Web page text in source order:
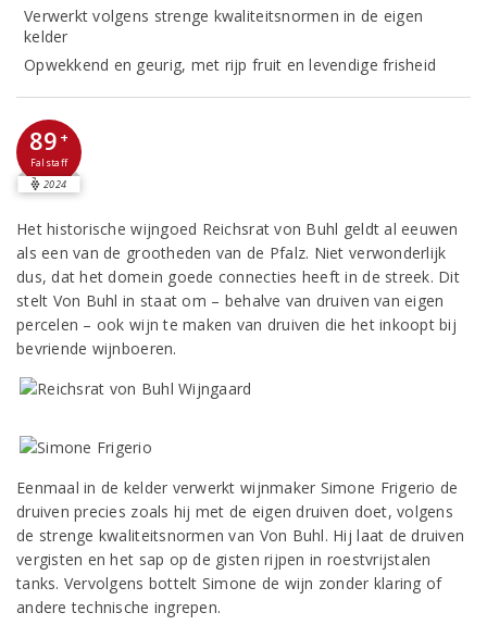
Verwerkt volgens strenge kwaliteitsnormen in de eigen
kelder
Opwekkend en geurig, met rijp fruit en levendige frisheid
89 +
Falstaff
2024
Het historische wijngoed Reichsrat von Buhl geldt al eeuwen
als een van de grootheden van de Pfalz. Niet verwonderlijk
dus, dat het domein goede connecties heeft in de streek. Dit
stelt Von Buhl in staat om – behalve van druiven van eigen
percelen – ook wijn te maken van druiven die het inkoopt bij
bevriende wijnboeren.
Eenmaal in de kelder verwerkt wijnmaker Simone Frigerio de
druiven precies zoals hij met de eigen druiven doet, volgens
de strenge kwaliteitsnormen van Von Buhl. Hij laat de druiven
vergisten en het sap op de gisten rijpen in roestvrijstalen
tanks. Vervolgens bottelt Simone de wijn zonder klaring of
andere technische ingrepen.